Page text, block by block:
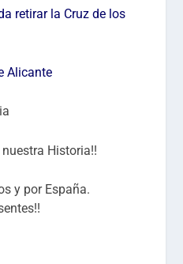
retirar la Cruz de los
Alicante
nuestra Historia!!
y por España.